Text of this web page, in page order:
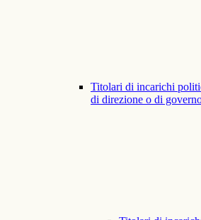
Titolari di incarichi
di direzione o di